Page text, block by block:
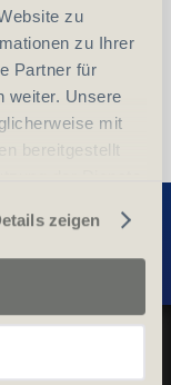
zu
zu Ihrer
Partner für
weiter. Unsere
mit
bereitgestellt
zeigen